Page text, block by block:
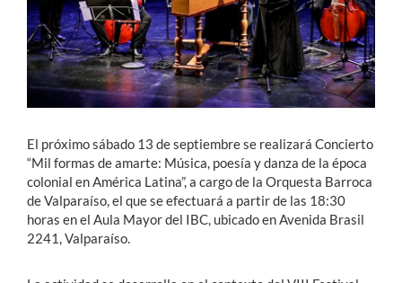
El próximo sábado 13 de septiembre se realizará Concierto
“Mil formas de amarte: Música, poesía y danza de la época
colonial en América Latina”, a cargo de la Orquesta Barroca
de Valparaíso, el que se efectuará a partir de las 18:30
horas en el Aula Mayor del IBC, ubicado en Avenida Brasil
2241, Valparaíso.